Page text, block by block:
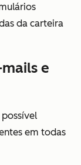
da carteira
e
em todas